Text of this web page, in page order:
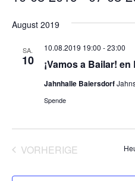
wählen.
August 2019
SA.
10 ¡Vamos a Bailar!
10.08.2019 19:00 -23:00
Jahnhalle Baiersdorf
Spende
VORHERIGE